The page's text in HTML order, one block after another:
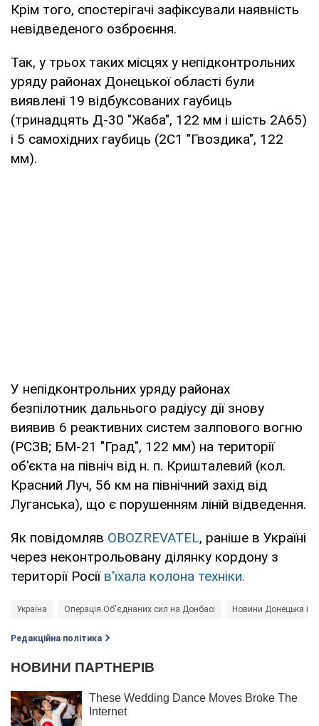
Крім того, спостерігачі зафіксували наявність
невідведеного озброєння.
Так, у трьох таких місцях у непідконтрольних
уряду районах Донецької області були
виявлені 19 відбуксованих гаубиць
(тринадцять Д-30 "Жаба", 122 мм і шість 2A65)
і 5 самохідних гаубиць (2С1 "Гвоздика", 122
мм).
У непідконтрольних уряду районах
безпілотник дальнього радіусу дії знову
виявив 6 реактивних систем залпового вогню
(РСЗВ; БМ-21 "Град", 122 мм) на території
об'єкта на північ від н. п. Кришталевий (кол.
Красний Луч, 56 км на північний захід від
Луганська), що є порушенням ліній відведення.
Як повідомляв OBOZREVATEL, раніше в Україні
через неконтрольовану ділянку кордону з
території Росії в'їхала колона техніки.
Україна Операція Об'єднаних сил на Донбасі Новини Донецька і
Редакційна політика